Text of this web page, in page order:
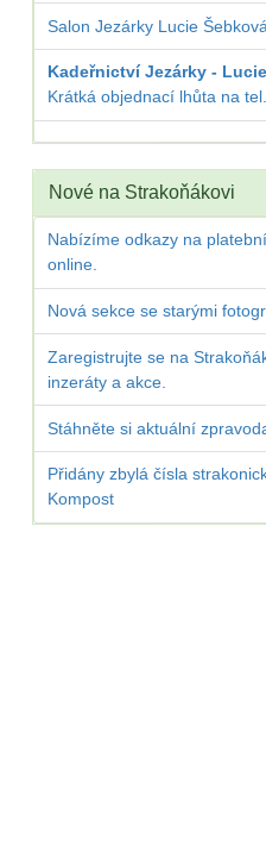
Salon Jezárky Lucie Šebková
Kadeřnictví Jezárky -
Krátká objednací lhůta na
Nové na Strakoňákovi
Nabízíme odkazy na
online.
Nová sekce se starými
Zaregistrujte se na
inzeráty a akce.
Stáhněte si aktuální
Přidány zbylá čísla
Kompost